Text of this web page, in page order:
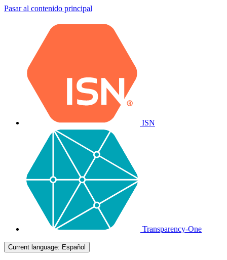
Pasar al contenido principal
ISN
Transparency-One
Current language: Español